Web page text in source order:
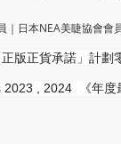
｜ 日本NEA美睫協會會
正版正貨承諾」 計劃
2023 , 2024 《年